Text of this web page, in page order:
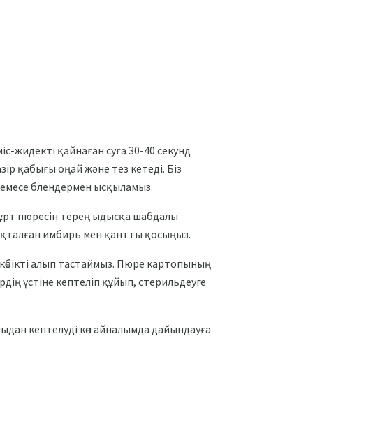
жидекті қайнаған суға 30-40 секунд
қабығы оңай және тез кетеді. Біз
блендермен ысқыламыз.
пюресін терең ыдысқа шабдалы
имбирь мен қантты қосыңыз.
алып тастаймыз. Пюре картопының
үстіне кептеліп құйып, стерильдеуге
кептелуді көп айналымда дайындауға